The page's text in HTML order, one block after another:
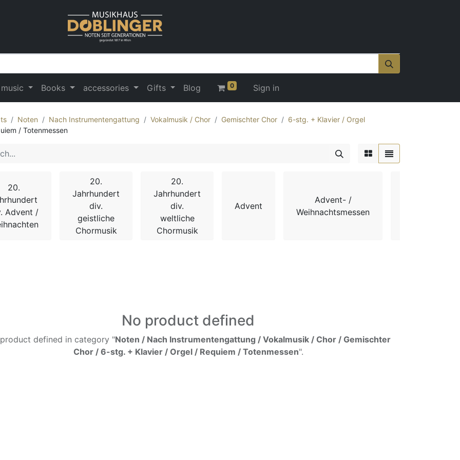
Books accessories Gifts Blog 0 Sign in
Noten Nach Instrumentengattung Vokalmusik / Chor Gemischter Chor
6-stg. + Klavier / Orgel
/ Totenmessen
20.
Advent /
20.
Jahrhundert
div.
geistliche
Chormusik
20.
Jahrhundert
div.
weltliche
Chormusik
Advent
Advent- /
Weihnachtsmessen
No product defined
defined in category "Noten / Nach Instrumentengattung / Vokalmusik / Chor / Gemischter
Chor / 6-stg. + Klavier / Orgel / Requiem / Totenmessen".